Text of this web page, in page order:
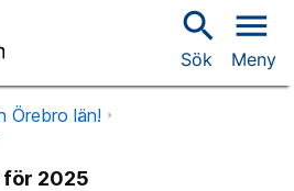
search
Sök
menu
Meny
Örebro län!
2025